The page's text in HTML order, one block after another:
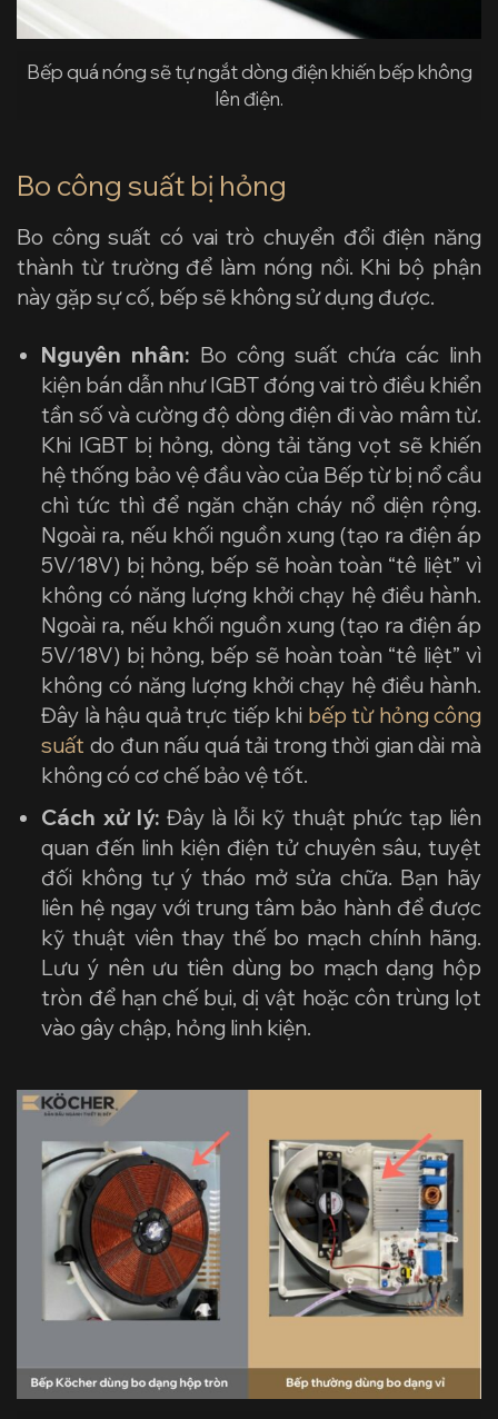
Bếp quá nóng sẽ tự ngắt dòng điện khiến bếp không
lên điện.
Bo công suất bị hỏng
Bo công suất có vai trò chuyển đổi điện năng
thành từ trường để làm nóng nồi. Khi bộ phận
này gặp sự cố, bếp sẽ không sử dụng được.
Nguyên nhân: Bo công suất chứa các linh
kiện bán dẫn như IGBT đóng vai trò điều khiển
tần số và cường độ dòng điện đi vào mâm từ.
Khi IGBT bị hỏng, dòng tải tăng vọt sẽ khiến
hệ thống bảo vệ đầu vào của Bếp từ bị nổ cầu
chì tức thì để ngăn chặn cháy nổ diện rộng.
Ngoài ra, nếu khối nguồn xung (tạo ra điện áp
5V/18V) bị hỏng, bếp sẽ hoàn toàn “tê liệt” vì
không có năng lượng khởi chạy hệ điều hành.
Ngoài ra, nếu khối nguồn xung (tạo ra điện áp
5V/18V) bị hỏng, bếp sẽ hoàn toàn “tê liệt” vì
không có năng lượng khởi chạy hệ điều hành.
Đây là hậu quả trực tiếp khi bếp từ hỏng công
suất do đun nấu quá tải trong thời gian dài mà
không có cơ chế bảo vệ tốt.
Cách xử lý: Đây là lỗi kỹ thuật phức tạp liên
quan đến linh kiện điện tử chuyên sâu, tuyệt
đối không tự ý tháo mở sửa chữa. Bạn hãy
liên hệ ngay với trung tâm bảo hành để được
kỹ thuật viên thay thế bo mạch chính hãng.
Lưu ý nên ưu tiên dùng bo mạch dạng hộp
tròn để hạn chế bụi, dị vật hoặc côn trùng lọt
vào gây chập, hỏng linh kiện.